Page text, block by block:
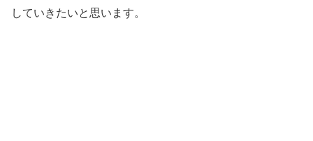
していきたいと思います。